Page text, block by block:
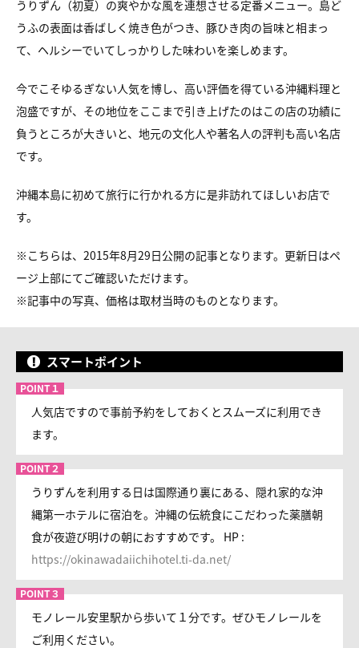
うりずん（初夏）の爽やかな風を連想させる定番メニュー。 島ど
うふの表面は香ばしく焼き色がつき、豚ひき肉の旨味と相まっ
て、 ヘルシーでいてしっかりした味わいを楽しめます。
今でこそゆるぎない人気を博し、高い評価を得ている沖縄料理と
泡盛ですが、その地位をここまで引き上げたのはこの店の功績に
負うところが大きいと、 地元の文化人や著名人の評判も高い名店
です。
沖縄本島に初めて旅行に行かれる方に是非訪れてほしいお店で
す。
※こちらは、2015年8月29日公開の記事となります。更新日はペ
ージ上部にてご確認いただけます。
※記事中の写真、価格は取材当時のものとなります。
スマートポイント
人気店ですので事前予約をしておくとスムーズに利用でき
ます。
うりずんを利用する日は国際通り裏にある、隠れ家的な沖
縄第一ホテルに宿泊を。沖縄の伝統食にこだわった薬膳朝
食が夜遊び明けの朝におすすめです。 HP :
https://okinawadaiichihotel.ti-da.net/
モノレール安里駅から歩いて１分です。ぜひモノレールを
ご利用ください。